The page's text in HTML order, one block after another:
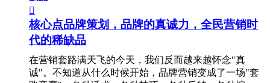

核心点品牌策划，品牌的真诚力，全民营销时
代的稀缺品
在营销套路满天飞的今天，我们反而越来越怀念"真
诚"。不知道从什么时候开始，品牌营销变成了一场"套